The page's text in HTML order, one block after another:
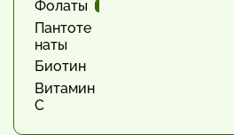
Фолаты
Пантоте
наты
Биотин
Витамин
С